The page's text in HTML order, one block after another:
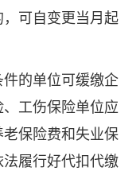
可自变更当月起
的单位可缓缴企
工伤保险单位应
保险费和失业保
履行好代扣代缴